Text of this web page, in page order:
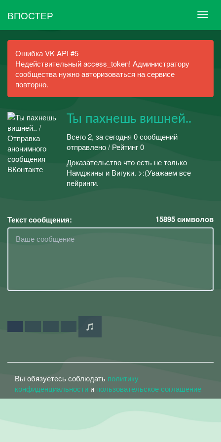
ВПОСТЕР
Ошибка VK API #5
Недействительный access_token! Администратору
сообщества нужно авторизоваться на сервисе
повторно.
Ты пахнешь вишней..
Всего 2, за сегодня 0 сообщений
отправлено / Рейтинг 0
Доказательство что есть не только
Намджины и Вигуки. >:(Уважаем все
пейринги.
Текст сообщения: 15895символов
Вы обязуетесь соблюдать политику
конфиденциальности и пользовательское соглашение